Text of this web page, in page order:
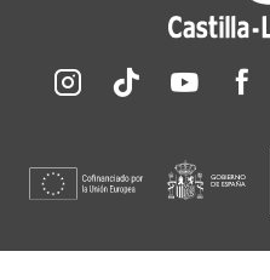
Redes sociales JCCM